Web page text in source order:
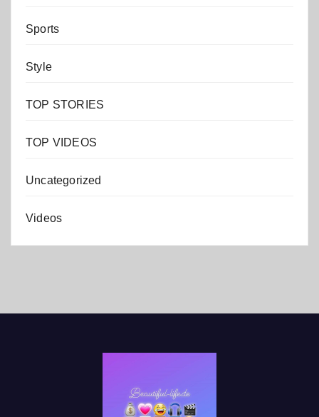
Sports
Style
TOP STORIES
TOP VIDEOS
Uncategorized
Videos